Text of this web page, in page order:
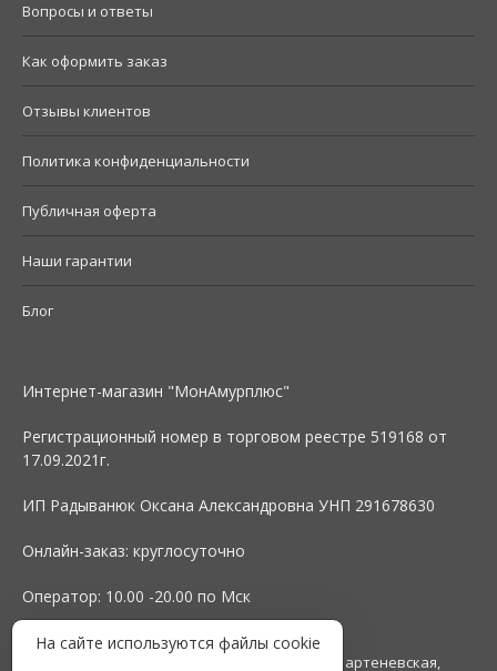
Вопросы и ответы
Как оформить заказ
Отзывы клиентов
Политика конфиденциальности
Публичная оферта
Наши гарантии
Блог
Интернет-магазин "МонАмурплюс"
Регистрационный номер в торговом реестре 519168 от
17.09.2021г.
ИП Радыванюк Оксана Александровна УНП 291678630
Онлайн-заказ: круглосуточно
Оператор: 10.00 -20.00 по Мск
Юридический адрес: 115408 г. Москва , ул. Бартеневская,
На сайте используются файлы cookie